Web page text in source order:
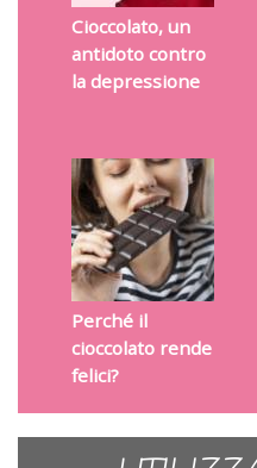
Cioccolato, un
antidoto contro
la depressione
Perché il
cioccolato rende
felici?